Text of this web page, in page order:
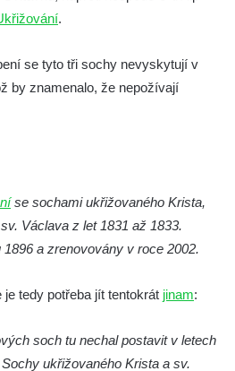
ZOO Hluboká
v ZOO Hluboká
Hluboká
ZOO Hluboká
Hluboká
v ZOO Hluboká
.
se tyto tři sochy nevyskytují v
by znamenalo, že nepožívají
se sochami ukřižovaného Krista,
Václava z let 1831 až 1833.
a zrenovovány v roce 2002.
tedy potřeba jít tentokrát jinam:
soch tu nechal postavit v letech
ukřižovaného Krista a sv.